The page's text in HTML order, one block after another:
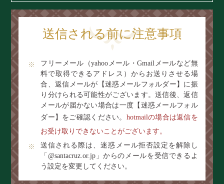
送信される前に注意事項
フリーメール（yahooメール・Gmailメールなど無
料で取得できるアドレス）からお送りさせる場
合、返信メールが【迷惑メールフォルダー】に振
り分けられる可能性がございます。送信後、返信
メールが届かない場合は一度【迷惑メールフォル
ダー】をご確認ください。 hotmailの場合は返信を
お受け取りできないことがございます。
送信される際は、迷惑メール拒否設定を解除し
「@santacruz.or.jp」からのメールを受信できるよ
う設定を変更してください。